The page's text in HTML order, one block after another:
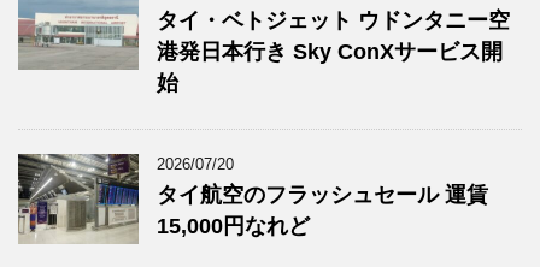
タイ・ベトジェット ウドンタニー空
港発日本行き Sky ConXサービス開
始
2026/07/20
タイ航空のフラッシュセール 運賃
15,000円なれど